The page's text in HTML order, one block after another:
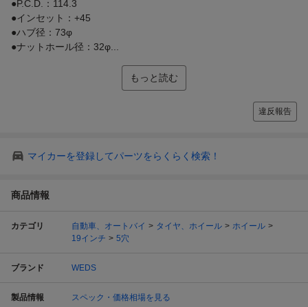
●P.C.D.：114.3
●インセット：+45
●ハブ径：73φ
●ナットホール径：32φ...
もっと読む
違反報告
マイカーを登録してパーツをらくらく検索！
商品情報
カテゴリ 自動車、オートバイ タイヤ、ホイール
ホイール
19インチ
5穴
ブランド WEDS
製品情報 スペック・価格相場を見る